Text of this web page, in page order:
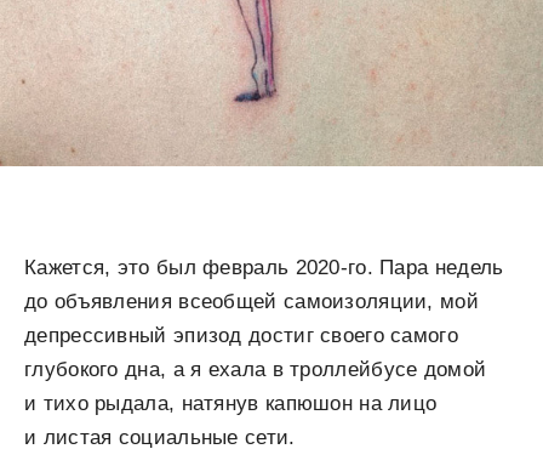
Кажется, это был февраль 2020-го. Пара недель
до объявления всеобщей самоизоляции, мой
депрессивный эпизод достиг своего самого
глубокого дна, а я ехала в троллейбусе домой
и тихо рыдала, натянув капюшон на лицо
и листая социальные сети.